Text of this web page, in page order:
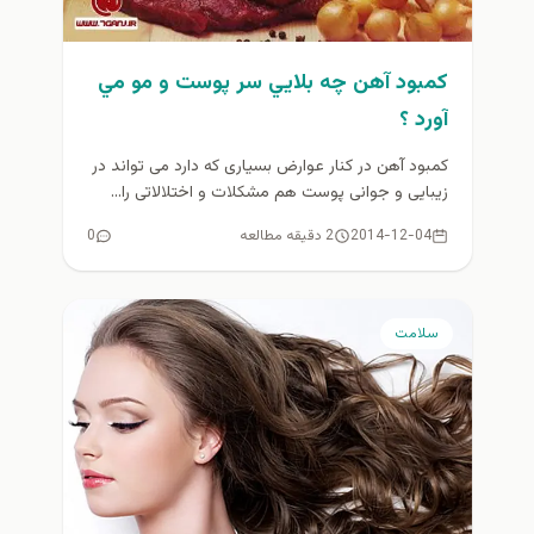
كمبود آهن چه بلايي سر پوست و مو مي
آورد ؟
کمبود آهن در کنار عوارض بسیاری که دارد می تواند در
زیبایی و جوانی پوست هم مشکلات و اختلالاتی را...
2014-12-04 2 دقیقه مطالعه 0
سلامت